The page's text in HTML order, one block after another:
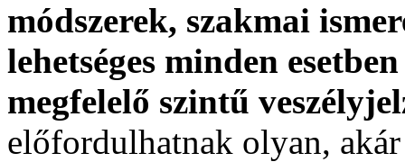
módszerek, szakmai
lehetséges minden
megfelelő szintű
előfordulhatnak olyan,